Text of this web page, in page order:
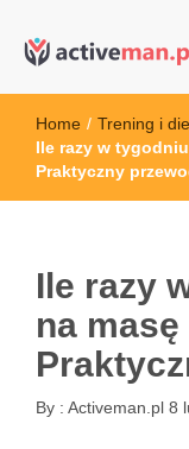
active man
sportowym
Home / Trening i
Ile razy w
Praktyczny
Ile razy
na
By : Activeman.pl 8